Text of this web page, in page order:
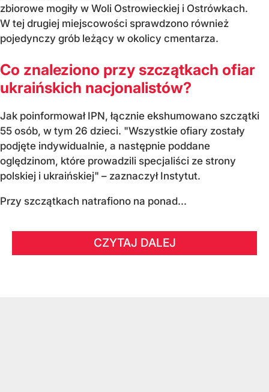
zbiorowe mogiły w Woli Ostrowieckiej i Ostrówkach.
W tej drugiej miejscowości sprawdzono również
pojedynczy grób leżący w okolicy cmentarza.
Co znaleziono przy szczątkach ofiar
ukraińskich nacjonalistów?
Jak poinformował IPN, łącznie ekshumowano szczątki
55 osób, w tym 26 dzieci. "Wszystkie ofiary zostały
podjęte indywidualnie, a następnie poddane
oględzinom, które prowadzili specjaliści ze strony
polskiej i ukraińskiej" – zaznaczył Instytut.
Przy szczątkach natrafiono na ponad...
CZYTAJ DALEJ